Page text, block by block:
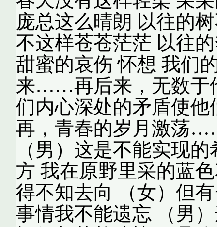
庞总这么晴朗 以往的
不这样苍苍茫茫 以往
甜蜜的哀伤 怀想 我们
来……再后来，无数于
们内心深处的矛盾使
再，青春的岁月激荡
（男）这是不能实现
方 我在原野里采的蓝
得不知去向 （女）但
事情我不能遗忘 （男